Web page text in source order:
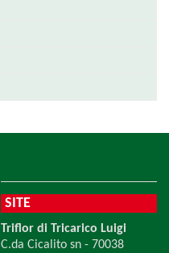
SITE
Triflor di Tricarico Luigi
C.da Cicalito sn - 70038